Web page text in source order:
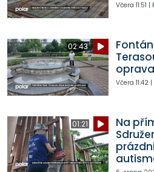
Včera 11:51 |
02:43
oprava
Včera 11:42|
01:21
Na